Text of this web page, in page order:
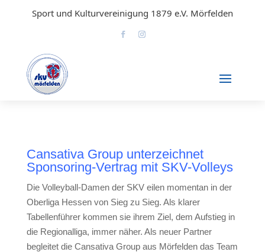
Sport und Kulturvereinigung 1879 e.V. Mörfelden
Cansativa Group unterzeichnet
Sponsoring-Vertrag mit SKV-Volleys
Die Volleyball-Damen der SKV eilen momentan in der
Oberliga Hessen von Sieg zu Sieg. Als klarer
Tabellenführer kommen sie ihrem Ziel, dem Aufstieg in
die Regionalliga, immer näher. Als neuer Partner
begleitet die Cansativa Group aus Mörfelden das Team